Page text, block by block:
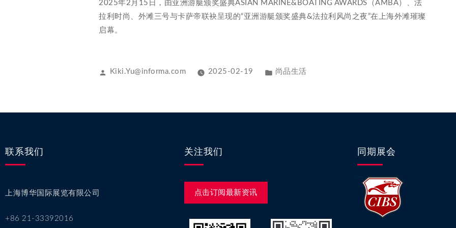
2025年2月15日，由亚洲游艇颁奖盛典ASIAN MARINE&BOATING AWARDS（AMBA）、法
拉利时尚、外滩三号与卡萨帝联袂呈现的“亚洲游艇颁奖盛典&法拉利风尚之夜”在上海外滩璀璨
启幕。
Kiki.Yu@informa.com 2025-02-19 尚品生活
联系我们
上海博华国际展览有限公司
+86 21-33392016
关注我们
点击订阅最新资讯
同期展会